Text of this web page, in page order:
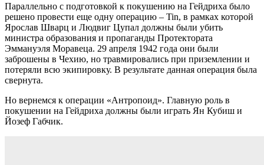
Параллельно с подготовкой к покушению на Гейдриха было
решено провести еще одну операцию – Tin, в рамках которой
Ярослав Шварц и Людвиг Цупал должны были убить
министра образования и пропаганды Протектората
Эммануэля Моравеца. 29 апреля 1942 года они были
заброшены в Чехию, но травмировались при приземлении и
потеряли всю экипировку. В результате данная операция была
свернута.
Но вернемся к операции «Антропоид». Главную роль в
покушении на Гейдриха должны были играть Ян Кубиш и
Йозеф Габчик.